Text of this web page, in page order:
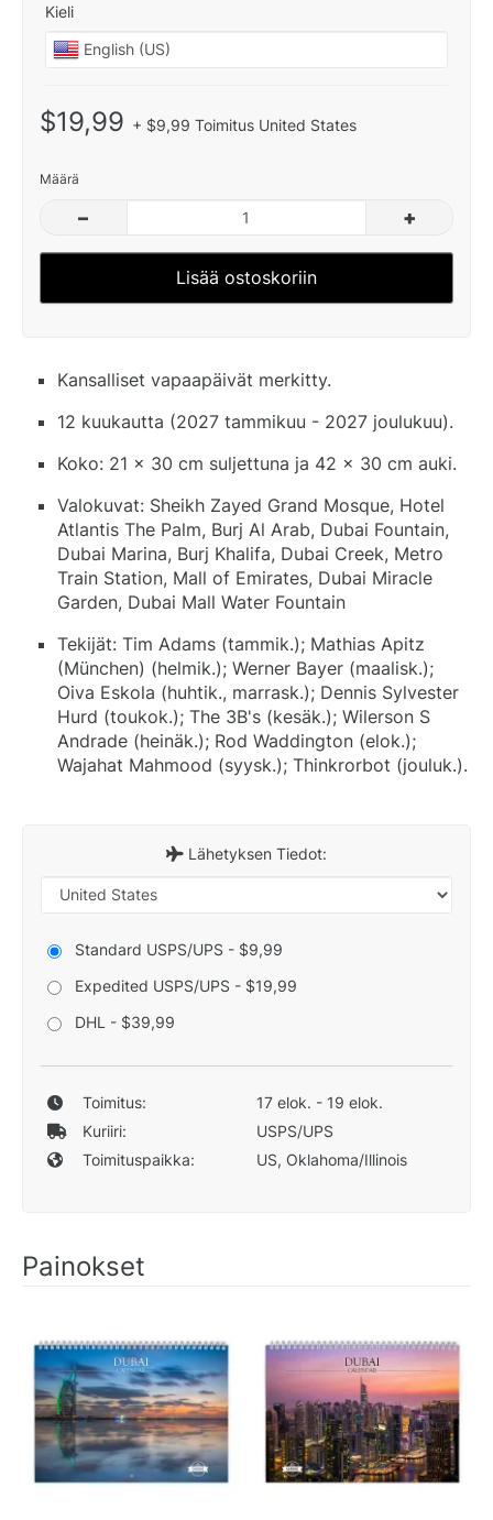
Kieli
$19,99 + $9,99 Toimitus United States
Määrä
– +
Lisää ostoskoriin
Kansalliset vapaapäivät merkitty.
12 kuukautta (2027 tammikuu - 2027 joulukuu).
Koko: 21 x 30 cm suljettuna ja 42 x 30 cm auki.
Valokuvat: Sheikh Zayed Grand Mosque, Hotel
Atlantis The Palm, Burj Al Arab, Dubai Fountain,
Dubai Marina, Burj Khalifa, Dubai Creek, Metro
Train Station, Mall of Emirates, Dubai Miracle
Garden, Dubai Mall Water Fountain
Tekijät: Tim Adams (tammik.); Mathias Apitz
(München) (helmik.); Werner Bayer (maalisk.);
Oiva Eskola (huhtik., marrask.); Dennis Sylvester
Hurd (toukok.); The 3B's (kesäk.); Wilerson S
Andrade (heinäk.); Rod Waddington (elok.);
Wajahat Mahmood (syysk.); Thinkrorbot (jouluk.).
Lähetyksen Tiedot:
Standard USPS/UPS - $9,99
Expedited USPS/UPS - $19,99
DHL - $39,99
Toimitus:
17 elok. - 19 elok.
Kuriiri:
USPS/UPS
Toimituspaikka:
US, Oklahoma/Illinois
Painokset